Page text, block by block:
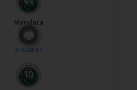
Mandaca
Nº
44
ATACANTE